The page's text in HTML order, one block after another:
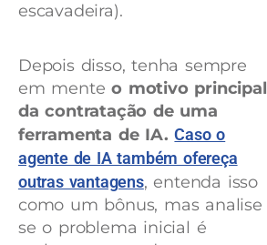
escavadeira).
Depois disso, tenha sempre
em menteo motivo principal
da contratação de uma
ferramenta de IA. Caso o
agente de IA também ofereça
outras vantagens, entenda isso
como um bônus, mas analise
se o problema inicial é